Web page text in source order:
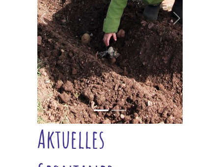
vorheriges nächstes
Aktuelles